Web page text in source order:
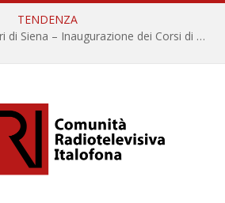
TENDENZA
Università per Stranieri di Siena – Inaugurazione dei Corsi di Lingua e Cultura Italiana, 109a annata